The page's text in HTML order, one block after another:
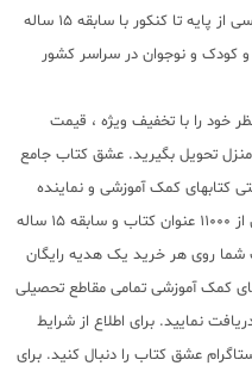
روز ترین فروشگاه اینترنتی کتابهای کمک درسی از پایه تا کنکور با سابقه 15 ساله
کودک و نوجوان در سراسر کشور
خود را با تخفیف ویژه ، قیمت
تحویل بگیرید. عشق کتاب جامع
کتابهای کمک آموزشی و نماینده
مستقیم ناشران معتبر کمک آموزشی با بیش از 11000 عنوان کتاب و سابقه 15 ساله
شما روی هر خرید یک هدیه رایگان
کمک آموزشی تمامی مقاطع تحصیلی
نمایید. برای اطلاع از شرایط
عشق کتاب را دنبال کنید. برای